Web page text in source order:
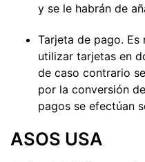
y se le habrán de
Tarjeta de pago. Es
utilizar tarjetas en
de caso contrario
por la conversión
pagos se efectúan
ASOS USA